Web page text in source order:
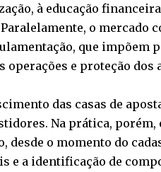
à educação
o mercado
que impõem
e proteção dos
das casas de
Na prática,
o momento do
e a identificação de